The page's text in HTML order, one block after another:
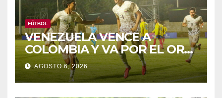
FÚTBOL
VENEZUELA VENCE A
COLOMBIA Y VA POR EL ORO
DE LOS JCAC
AGOSTO 6, 2026